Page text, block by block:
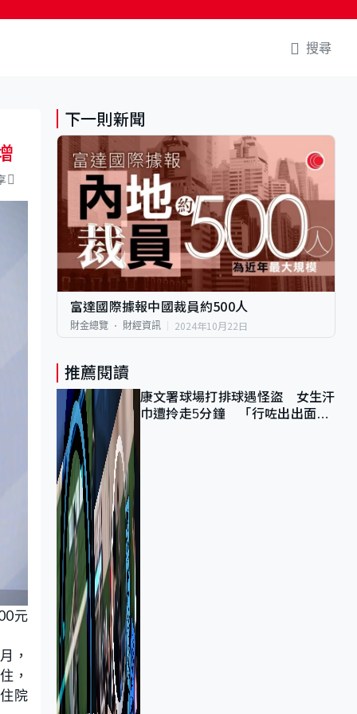
搜尋
元
，
，
院
下一則新聞
富達國際據報中國裁員約500人
財金總覽 財經資訊 2024年10月22日
推薦閱讀
康文署球場打排球遇怪盜 女生汗
巾遭拎走5分鐘 「行咗出出面唔